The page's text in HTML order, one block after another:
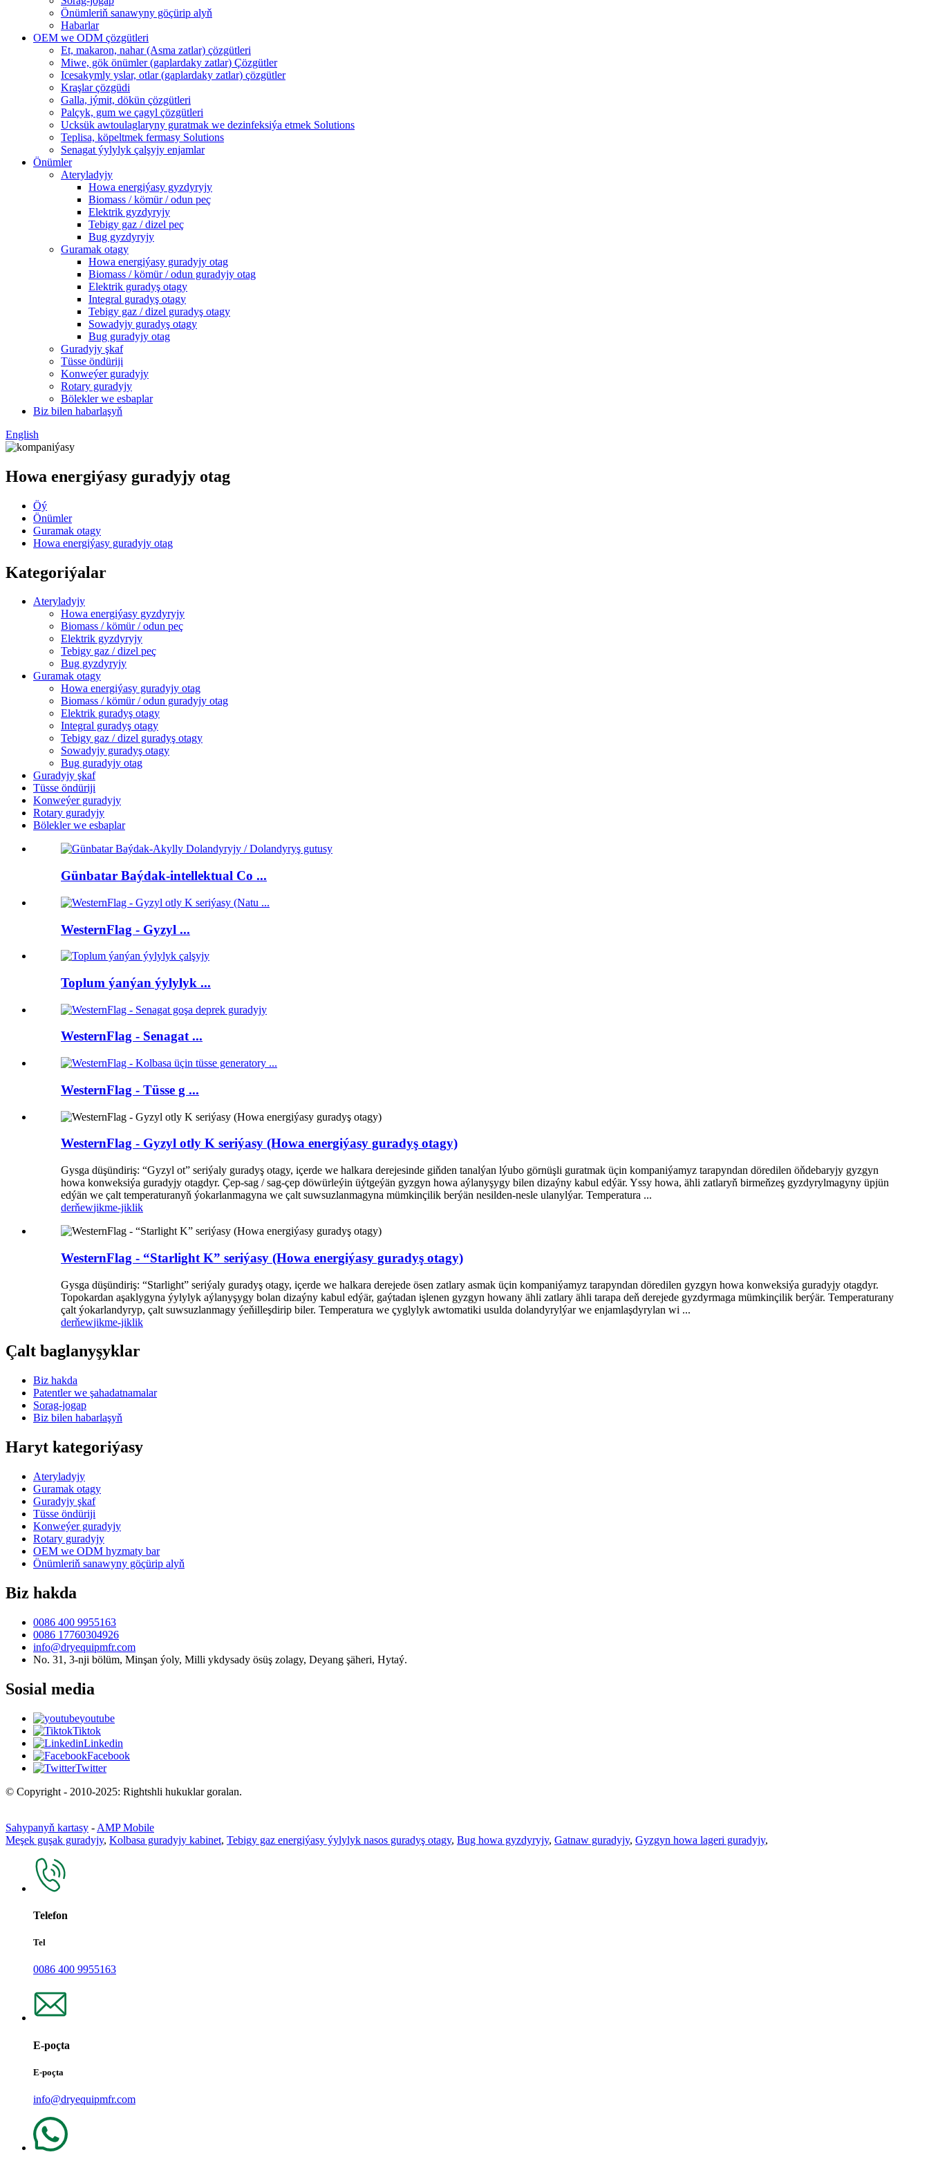
Önümleriň sanawyny göçürip alyň
Habarlar
OEM we ODM çözgütleri
Et, makaron, nahar (Asma zatlar) çözgütleri
Miwe, gök önümler (gaplardaky zatlar) Çözgütler
Icesakymly yslar, otlar (gaplardaky zatlar) çözgütler
Kraşlar çözgüdi
Galla, iýmit, dökün çözgütleri
Palçyk, gum we çagyl çözgütleri
Ucksük awtoulaglaryny guratmak we dezinfeksiýa etmek Solutions
Teplisa, köpeltmek fermasy Solutions
Senagat ýylylyk çalşyjy enjamlar
Önümler
Ateryladyjy
Howa energiýasy gyzdyryjy
Biomass / kömür / odun peç
Elektrik gyzdyryjy
Tebigy gaz / dizel peç
Bug gyzdyryjy
Guramak otagy
Howa energiýasy guradyjy otag
Biomass / kömür / odun guradyjy otag
Elektrik guradyş otagy
Integral guradyş otagy
Tebigy gaz / dizel guradyş otagy
Sowadyjy guradyş otagy
Bug guradyjy otag
Guradyjy şkaf
Tüsse öndüriji
Konweýer guradyjy
Rotary guradyjy
Bölekler we esbaplar
Biz bilen habarlaşyň
English
Howa energiýasy guradyjy otag
Öý
Önümler
Guramak otagy
Howa energiýasy guradyjy otag
Kategoriýalar
Ateryladyjy
Howa energiýasy gyzdyryjy
Biomass / kömür / odun peç
Elektrik gyzdyryjy
Tebigy gaz / dizel peç
Bug gyzdyryjy
Guramak otagy
Howa energiýasy guradyjy otag
Biomass / kömür / odun guradyjy otag
Elektrik guradyş otagy
Integral guradyş otagy
Tebigy gaz / dizel guradyş otagy
Sowadyjy guradyş otagy
Bug guradyjy otag
Guradyjy şkaf
Tüsse öndüriji
Konweýer guradyjy
Rotary guradyjy
Bölekler we esbaplar
Günbatar Baýdak-intellektual Co ...
WesternFlag - Gyzyl ...
Toplum ýanýan ýylylyk ...
WesternFlag - Senagat ...
WesternFlag - Tüsse g ...
WesternFlag - Gyzyl otly K seriýasy (Howa energiýasy guradyş otagy)
Gysga düşündiriş: “Gyzyl ot” seriýaly guradyş otagy, içerde we halkara derejesinde giňden tanalýan lýubo görnüşli guratmak üçin kompaniýamyz tarapyndan döredilen öňdebaryjy gyzgyn
howa konweksiýa guradyjy otagdyr. Çep-sag / sag-çep döwürleýin üýtgeýän gyzgyn howa aýlanyşygy bilen dizaýny kabul edýär. Yssy howa, ähli zatlaryň birmeňzeş gyzdyrylmagyny üpjün
edýän we çalt temperaturanyň ýokarlanmagyna we çalt suwsuzlanmagyna mümkinçilik berýän nesilden-nesle ulanylýar. Temperatura ...
derňewjikme-jiklik
WesternFlag - “Starlight K” seriýasy (Howa energiýasy guradyş otagy)
Gysga düşündiriş: “Starlight” seriýaly guradyş otagy, içerde we halkara derejede ösen zatlary asmak üçin kompaniýamyz tarapyndan döredilen gyzgyn howa konweksiýa guradyjy otagdyr.
Topokardan aşaklygyna ýylylyk aýlanyşygy bolan dizaýny kabul edýär, gaýtadan işlenen gyzgyn howany ähli zatlary ähli tarapa deň derejede gyzdyrmaga mümkinçilik berýär. Temperaturany
çalt ýokarlandyryp, çalt suwsuzlanmagy ýeňilleşdirip biler. Temperatura we çyglylyk awtomatiki usulda dolandyrylýar we enjamlaşdyrylan wi ...
derňewjikme-jiklik
Çalt baglanyşyklar
Biz hakda
Patentler we şahadatnamalar
Sorag-jogap
Biz bilen habarlaşyň
Haryt kategoriýasy
Ateryladyjy
Guramak otagy
Guradyjy şkaf
Tüsse öndüriji
Konweýer guradyjy
Rotary guradyjy
OEM we ODM hyzmaty bar
Önümleriň sanawyny göçürip alyň
Biz hakda
0086 400 9955163
0086 17760304926
info@dryequipmfr.com
No. 31, 3-nji bölüm, Minşan ýoly, Milli ykdysady ösüş zolagy, Deyang şäheri, Hytaý.
Sosial media
youtube
Tiktok
Linkedin
Facebook
Twitter
© Copyright - 2010-2025: Rightshli hukuklar goralan.
Sahypanyň kartasy - AMP Mobile
Meşek guşak guradyjy, Kolbasa guradyjy kabinet, Tebigy gaz energiýasy ýylylyk nasos guradyş otagy, Bug howa gyzdyryjy, Gatnaw guradyjy, Gyzgyn howa lageri guradyjy,
Telefon
Tel
0086 400 9955163
E-poçta
E-poçta
info@dryequipmfr.com